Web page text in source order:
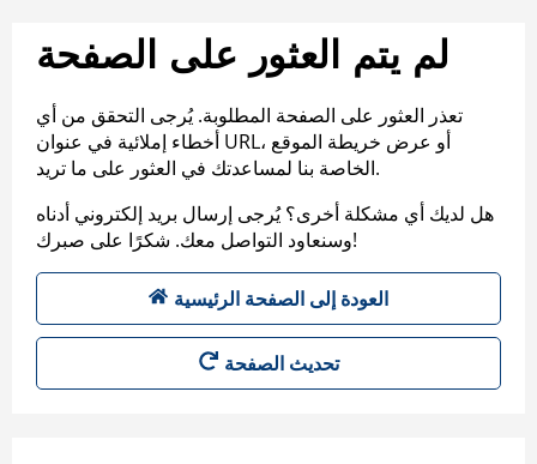
لم يتم العثور على الصفحة
تعذر العثور على الصفحة المطلوبة. يُرجى التحقق من أي
أخطاء إملائية في عنوان URL، أو عرض خريطة الموقع
الخاصة بنا لمساعدتك في العثور على ما تريد.
هل لديك أي مشكلة أخرى؟ يُرجى إرسال بريد إلكتروني أدناه
وسنعاود التواصل معك. شكرًا على صبرك!
العودة إلى الصفحة الرئيسية
تحديث الصفحة